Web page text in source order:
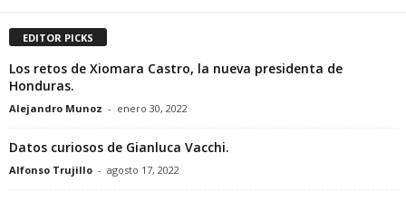
EDITOR PICKS
Los retos de Xiomara Castro, la nueva presidenta de
Honduras.
Alejandro Munoz - enero 30, 2022
Datos curiosos de Gianluca Vacchi.
Alfonso Trujillo - agosto 17, 2022